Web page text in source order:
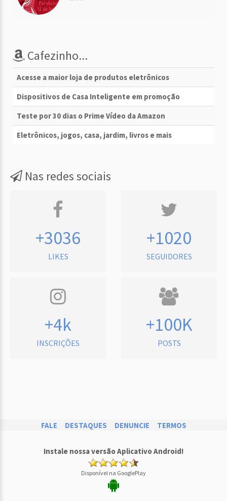
Cafezinho...
Acesse a maior loja de produtos eletrônicos
Dispositivos de Casa Inteligente em promoção
Teste por 30 dias o Prime Vídeo da Amazon
Eletrônicos, jogos, casa, jardim, livros e mais
Nas redes sociais
+3036
LIKES
+1020
SEGUIDORES
+4k
INSCRIÇÕES
+100K
POSTS
FALE DESTAQUES DENUNCIE TERMOS
Instale nossa versão Aplicativo Android!
Disponível na GooglePlay